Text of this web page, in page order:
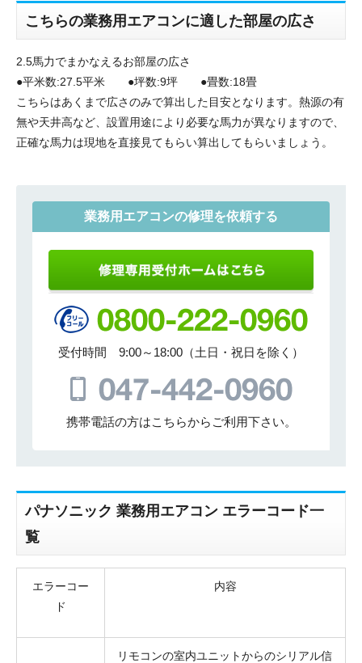
こちらの業務用エアコンに適した部屋の広さ
2.5馬力でまかなえるお部屋の広さ
●平米数:27.5平米 ●坪数:9坪 ●畳数:18畳
こちらはあくまで広さのみで算出した目安となります。熱源の有
無や天井高など、設置用途により必要な馬力が異なりますので、
正確な馬力は現地を直接見てもらい算出してもらいましょう。
業務用エアコンの修理を依頼する
受付時間 9:00～18:00（土日・祝日を除く）
携帯電話の方はこちらからご利用下さい。
パナソニック 業務用エアコン エラーコード一
覧
エラーコー
ド
内容
リモコンの室内ユニットからのシリアル信